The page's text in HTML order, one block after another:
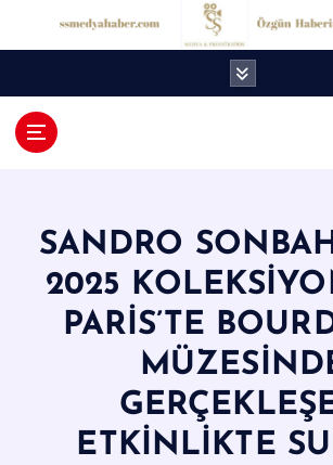
M
e
d
y
a
H
a
SANDRO
2025
PARİS’TE
ETKİNLİKTE